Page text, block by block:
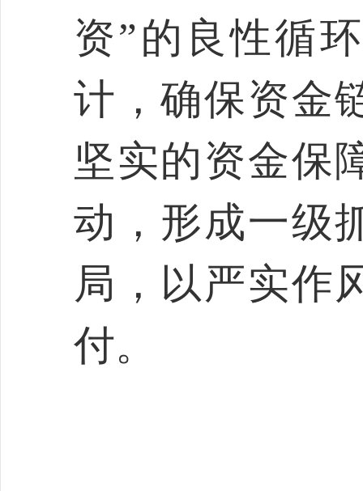
资”的良性循
计，确保资金
坚实的资金保
动，形成一级
局，以严实作
付。